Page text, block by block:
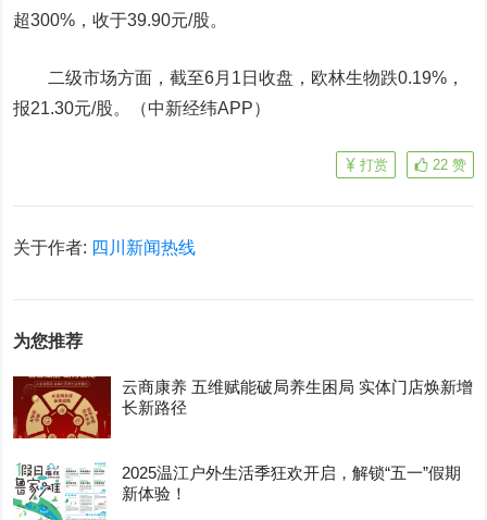
超300%，收于39.90元/股。
二级市场方面，截至6月1日收盘，欧林生物跌0.19%，
报21.30元/股。（中新经纬APP）
22 赞
打赏
关于作者: 四川新闻热线
为您推荐
云商康养 五维赋能破局养生困局 实体门店焕新增
长新路径
2025温江户外生活季狂欢开启，解锁“五一”假期
新体验！